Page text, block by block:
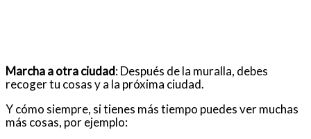
Marcha a otra ciudad: Después de la muralla, debes
recoger tu cosas y a la próxima ciudad.
Y cómo siempre, si tienes más tiempo puedes ver muchas
más cosas, por ejemplo: